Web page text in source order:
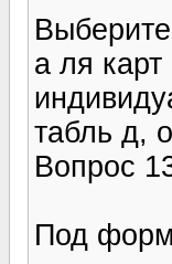
а ля карт
табль д,
Вопрос
Под